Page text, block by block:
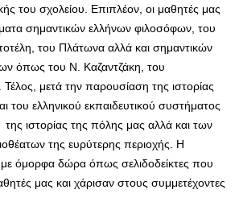
του σχολείου. Επιπλέον, οι μαθητές μας
σημαντικών ελλήνων φιλοσόφων, του
του Πλάτωνα αλλά και σημαντικών
όπως του Ν. Καζαντζάκη, του
μετά την παρουσίαση της ιστορίας
του ελληνικού εκπαιδευτικού συστήματος
ιστορίας της πόλης μας αλλά και των
της ευρύτερης περιοχής. Η
με όμορφα δώρα όπως σελιδοδείκτες που
μας και χάρισαν στους συμμετέχοντες